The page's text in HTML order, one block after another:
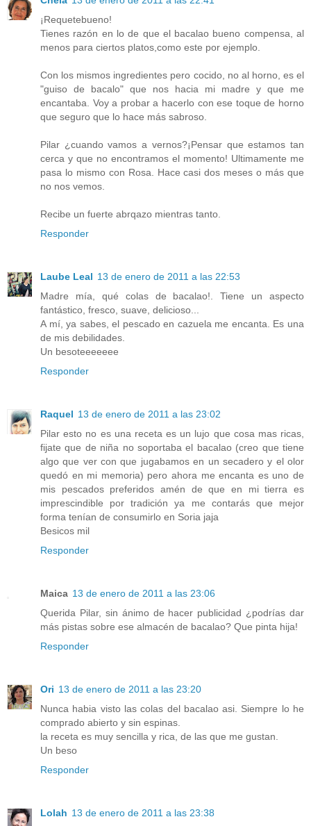
¡Requetebueno!
Tienes razón en lo de que el bacalao bueno compensa, al
menos para ciertos platos,como este por ejemplo.
Con los mismos ingredientes pero cocido, no al horno, es el
"guiso de bacalo" que nos hacia mi madre y que me
encantaba. Voy a probar a hacerlo con ese toque de horno
que seguro que lo hace más sabroso.
Pilar ¿cuando vamos a vernos?¡Pensar que estamos tan
cerca y que no encontramos el momento! Ultimamente me
pasa lo mismo con Rosa. Hace casi dos meses o más que
no nos vemos.
Recibe un fuerte abrqazo mientras tanto.
Responder
Laube Leal 13 de enero de 2011 a las 22:53
Madre mía, qué colas de bacalao!. Tiene un aspecto
fantástico, fresco, suave, delicioso...
A mí, ya sabes, el pescado en cazuela me encanta. Es una
de mis debilidades.
Un besoteeeeeee
Responder
Raquel 13 de enero de 2011 a las 23:02
Pilar esto no es una receta es un lujo que cosa mas ricas,
fijate que de niña no soportaba el bacalao (creo que tiene
algo que ver con que jugabamos en un secadero y el olor
quedó en mi memoria) pero ahora me encanta es uno de
mis pescados preferidos amén de que en mi tierra es
imprescindible por tradición ya me contarás que mejor
forma tenían de consumirlo en Soria jaja
Besicos mil
Responder
Maica 13 de enero de 2011 a las 23:06
Querida Pilar, sin ánimo de hacer publicidad ¿podrías dar
más pistas sobre ese almacén de bacalao? Que pinta hija!
Responder
Ori 13 de enero de 2011 a las 23:20
Nunca habia visto las colas del bacalao asi. Siempre lo he
comprado abierto y sin espinas.
la receta es muy sencilla y rica, de las que me gustan.
Un beso
Responder
Lolah 13 de enero de 2011 a las 23:38